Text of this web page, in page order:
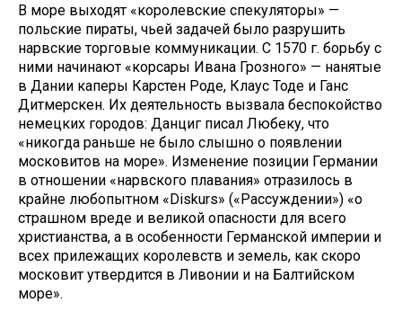
В море выходят «королевские спекуляторы» —
польские пираты, чьей задачей было разрушить
нарвские торговые коммуникации. С 1570 г. борьбу с
ними начинают «корсары Ивана Грозного» — нанятые
в Дании каперы Карстен Роде, Клаус Тоде и Ганс
Дитмерскен. Их деятельность вызвала беспокойство
немецких городов: Данциг писал Любеку, что
«никогда раньше не было слышно о появлении
московитов на море». Изменение позиции Германии
в отношении «нарвского плавания» отразилось в
крайне любопытном «Diskurs» («Рассуждении») «о
страшном вреде и великой опасности для всего
христианства, а в особенности Германской империи и
всех прилежащих королевств и земель, как скоро
московит утвердится в Ливонии и на Балтийском
море».